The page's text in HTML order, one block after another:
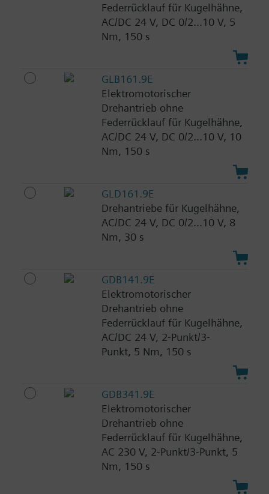
Federrücklauf für Kugelhähne,
AC/DC 24 V, DC 0/2...10 V, 5
Nm, 150 s
GLB161.9E
Elektromotorischer
Drehantrieb ohne
Federrücklauf für Kugelhähne,
AC/DC 24 V, DC 0/2...10 V, 10
Nm, 150 s
GLD161.9E
Drehantriebe für Kugelhähne,
AC/DC 24 V, DC 0/2...10 V, 8
Nm, 30 s
GDB141.9E
Elektromotorischer
Drehantrieb ohne
Federrücklauf für Kugelhähne,
AC/DC 24 V, 2-Punkt/3-
Punkt, 5 Nm, 150 s
GDB341.9E
Elektromotorischer
Drehantrieb ohne
Federrücklauf für Kugelhähne,
AC 230 V, 2-Punkt/3-Punkt, 5
Nm, 150 s